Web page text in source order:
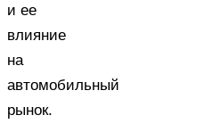
и ее
влияние
на
автомобильный
рынок.